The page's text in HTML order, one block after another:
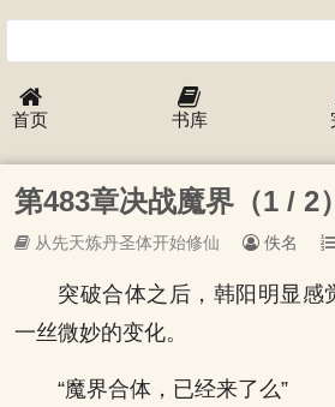
首页 书库
第483章决战魔界（1 / 2）
从先天炼丹圣体开始修仙 佚名
突破合体之后，韩阳明显感
一丝微妙的变化。
“魔界合体，已经来了么”